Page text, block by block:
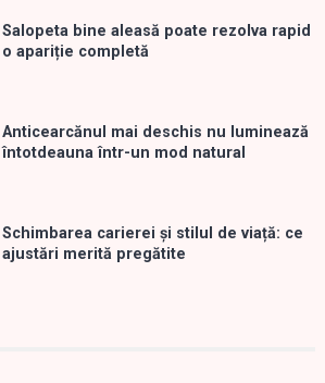
Salopeta bine aleasă poate rezolva rapid
o apariție completă
Anticearcănul mai deschis nu luminează
întotdeauna într-un mod natural
Schimbarea carierei și stilul de viață: ce
ajustări merită pregătite